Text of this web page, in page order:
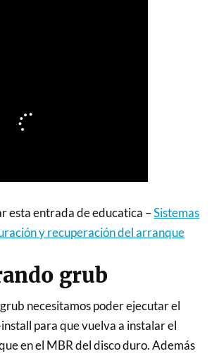
esta entrada de educatica –Sistemas
y recuperación del arranque
grub
necesitamos poder ejecutar el
para que vuelva a instalar el
en el MBR del disco duro. Además